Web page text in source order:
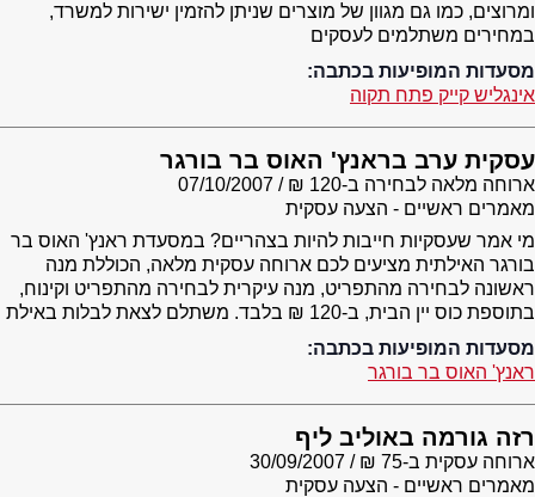
ומרוצים, כמו גם מגוון של מוצרים שניתן להזמין ישירות למשרד,
במחירים משתלמים לעסקים
מסעדות המופיעות בכתבה:
אינגליש קייק פתח תקוה
עסקית ערב בראנץ' האוס בר בורגר
ארוחה מלאה לבחירה ב-120 ₪
07/10/2007
מאמרים ראשיים - הצעה עסקית
מי אמר שעסקיות חייבות להיות בצהריים? במסעדת ראנץ' האוס בר
בורגר האילתית מציעים לכם ארוחה עסקית מלאה, הכוללת מנה
ראשונה לבחירה מהתפריט, מנה עיקרית לבחירה מהתפריט וקינוח,
בתוספת כוס יין הבית, ב-120 ₪ בלבד. משתלם לצאת לבלות באילת
מסעדות המופיעות בכתבה:
ראנץ' האוס בר בורגר
רזה גורמה באוליב ליף
ארוחה עסקית ב-75 ₪
30/09/2007
מאמרים ראשיים - הצעה עסקית